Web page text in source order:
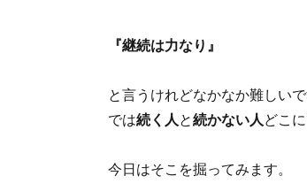
『継続は力なり』
と言うけれどなかなか難しいで
では続く人 と続かない人 どこ
今日はそこを掘ってみます。